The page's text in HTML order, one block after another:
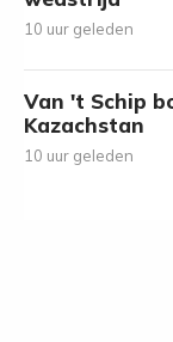
10 uur geleden
Van 't Schip
Kazachstan
10 uur geleden